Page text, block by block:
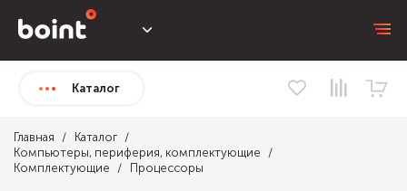
Каталог
Главная
Каталог
Компьютеры, периферия, комплектующие
Комплектующие
Процессоры